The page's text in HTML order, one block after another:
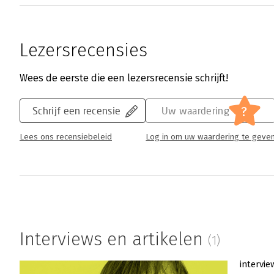
Lezersrecensies
Wees de eerste die een lezersrecensie schrijft!
Schrijf een recensie
Lees ons recensiebeleid
Uw waardering ?
Log in om uw waardering te
Interviews en artikelen (1)